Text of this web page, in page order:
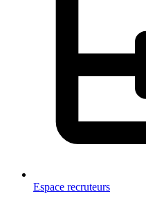
Espace recruteurs